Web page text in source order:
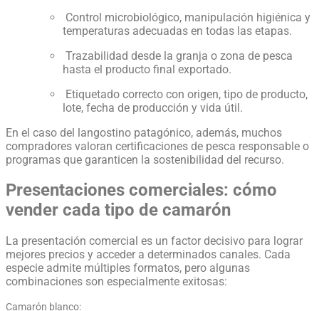
Control microbiológico, manipulación higiénica y
temperaturas adecuadas en todas las etapas.
Trazabilidad desde la granja o zona de pesca
hasta el producto final exportado.
Etiquetado correcto con origen, tipo de producto,
lote, fecha de producción y vida útil.
En el caso del langostino patagónico, además, muchos
compradores valoran certificaciones de pesca responsable o
programas que garanticen la sostenibilidad del recurso.
Presentaciones comerciales: cómo
vender cada tipo de camarón
La presentación comercial es un factor decisivo para lograr
mejores precios y acceder a determinados canales. Cada
especie admite múltiples formatos, pero algunas
combinaciones son especialmente exitosas:
Camarón blanco: